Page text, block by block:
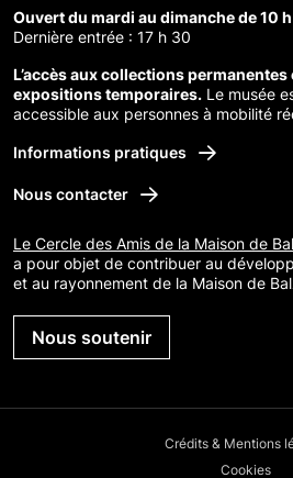
Ouvert du mardi au dimanche de 10 h
Dernière entrée : 17 h 30
L’accès aux collections
expositions temporaires. Le musée
accessible aux personnes à mobilité
Informations pratiques
Nous contacter
Le Cercle des Amis de la Maison de
a pour objet de contribuer au
et au rayonnement de la Maison de
Nous soutenir
Crédits & Mentions
Cookies